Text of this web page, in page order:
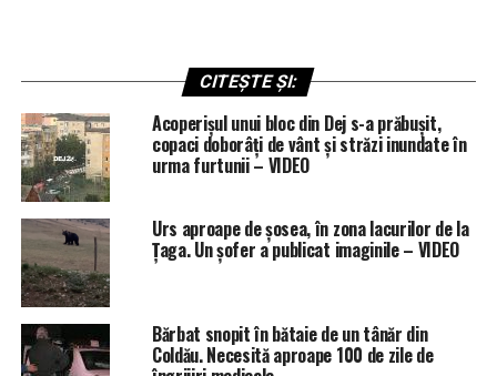
CITEȘTE ȘI:
Acoperișul unui bloc din Dej s-a prăbușit,
copaci doborâți de vânt și străzi inundate în
urma furtunii – VIDEO
Urs aproape de șosea, în zona lacurilor de la
Țaga. Un șofer a publicat imaginile – VIDEO
Bărbat snopit în bătaie de un tânăr din
Coldău. Necesită aproape 100 de zile de